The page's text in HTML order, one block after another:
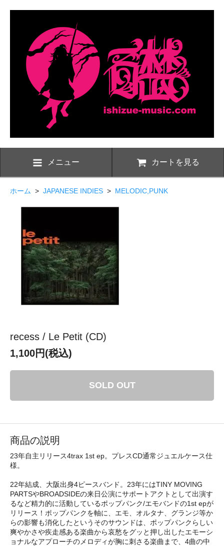
メニュー カートを見る
ホーム > JAPANESE INDIES > MELODIC,PUNK
recess / Le Petit (CD)
1,100円(税込)
SOLD OUT
商品の説明
23年自主リリース4trax 1st ep。プレスCD通常ジュエルケース仕
様。
22年結成、大阪出身4ピースバンド。23年にはTINY MOVING
PARTSやBROADSIDEの来日公演にサポートアクトとして出演す
るなど精力的に活動しているポップパンク/エモバンドの1st epが
リリース！ポップパンクを軸に、エモ、オルタナ、グランジ等か
らの影響も消化したというそのサウンドは、ポップパンクらしい
爽やかさや疾走感ある楽曲から哀愁をグッと押し出したエモーシ
ョナルなアプローチのメロディが胸に刺さる楽曲まで、4曲の中